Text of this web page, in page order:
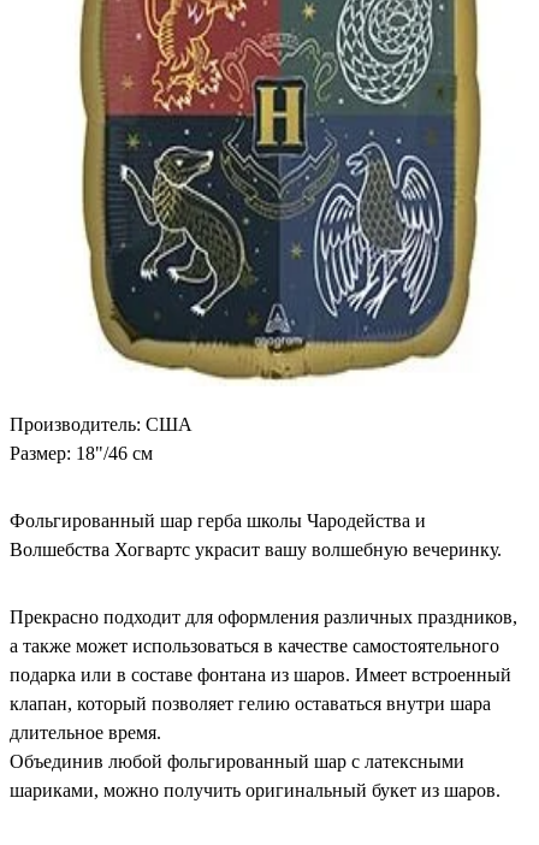
Производитель: США
Размер: 18"/46 см
Фольгированный шар герба школы Чародейства и
Волшебства Хогвартс украсит вашу волшебную вечеринку.
Прекрасно подходит для оформления различных праздников,
а также может использоваться в качестве самостоятельного
подарка или в составе фонтана из шаров. Имеет встроенный
клапан, который позволяет гелию оставаться внутри шара
длительное время.
Объединив любой фольгированный шар с латексными
шариками, можно получить оригинальный букет из шаров.